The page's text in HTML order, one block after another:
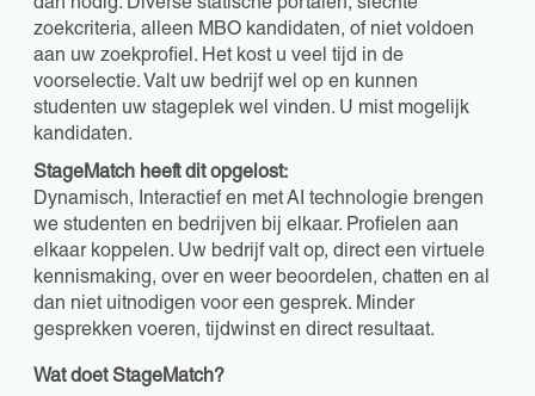
dan nodig. Diverse statische portalen, slechte
zoekcriteria, alleen MBO kandidaten, of niet voldoen
aan uw zoekprofiel. Het kost u veel tijd in de
voorselectie. Valt uw bedrijf wel op en kunnen
studenten uw stageplek wel vinden. U mist mogelijk
kandidaten.
StageMatch heeft dit opgelost:
Dynamisch, Interactief en met AI technologie brengen
we studenten en bedrijven bij elkaar. Profielen aan
elkaar koppelen. Uw bedrijf valt op, direct een virtuele
kennismaking, over en weer beoordelen, chatten en al
dan niet uitnodigen voor een gesprek. Minder
gesprekken voeren, tijdwinst en direct resultaat.
Wat doet StageMatch?